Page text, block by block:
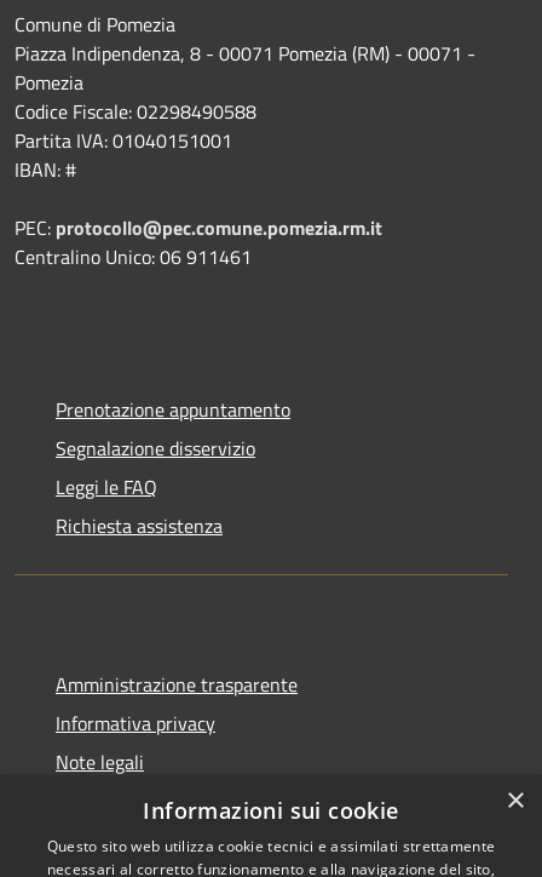
Comune di Pomezia
Piazza Indipendenza, 8 - 00071 Pomezia (RM) - 00071 -
Pomezia
Codice Fiscale: 02298490588
Partita IVA: 01040151001
IBAN: #
PEC: protocollo@pec.comune.pomezia.rm.it
Centralino Unico: 06 911461
Prenotazione appuntamento
Segnalazione disservizio
Leggi le FAQ
Richiesta assistenza
Amministrazione trasparente
Informativa privacy
Note legali
Dichiarazione di accessibilità
×
Informazioni sui cookie
Questo sito web utilizza cookie tecnici e assimilati strettamente
necessari al corretto funzionamento e alla navigazione del sito,